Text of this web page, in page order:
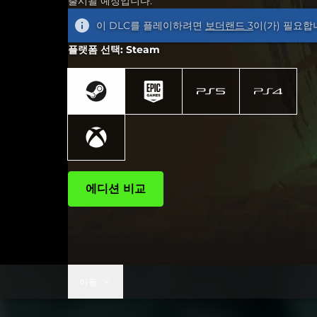
이 DLC를 플레이하려면 보더랜드 3이(가) 필요합
플랫폼 선택: Steam
에디션 비교